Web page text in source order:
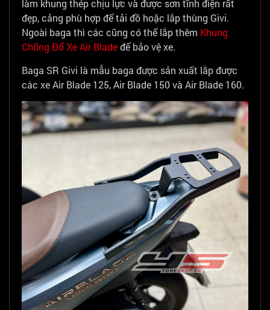
làm khung thép chịu lực và được sơn tĩnh điện rất
đẹp, cảng phù hợp để tải đồ hoặc lắp thùng Givi.
Ngoài baga thì các cũng có thể lắp thêm Khung
Chống Đổ Xe Air Bladeđể bảo vệ xe.
Baga SR Givi là mẫu baga được sản xuất lắp được
các xe Air Blade 125, Air Blade 150 và Air Blade 160.